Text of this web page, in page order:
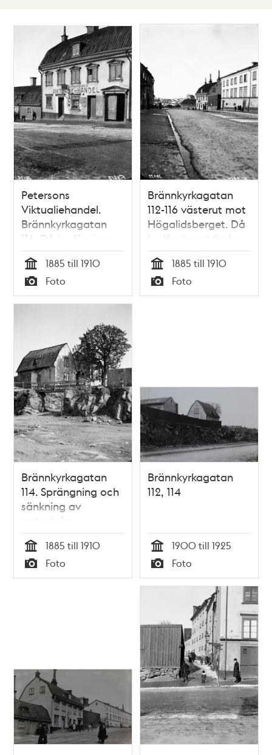
Petersons
Viktualiehandel.
Brännkyrkagatan
116. Då kv. Kaninen
mindre, nu kv.
Sparren
Tid
1885 till 1910
Typ
Foto
Brännkyrkagatan
112-116 västerut mot
Högalidsberget. Då
kv. Kaninen Mindre,
nu kv. Sparren
Tid
1885 till 1910
Typ
Foto
Brännkyrkagatan
114. Sprängning och
sänkning av
gatunivån.
Dåvarande kv.
Kaninen Mindre, nu
kv. Sparren
Tid
1885 till 1910
Typ
Foto
Brännkyrkagatan
112, 114
Tid
1900 till 1925
Typ
Foto